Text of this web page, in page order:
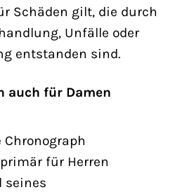
Schäden gilt, die durch
Unfälle oder
entstanden sind.
auch für Damen
Chronograph
für Herren
seines